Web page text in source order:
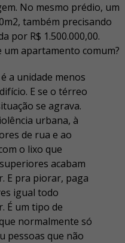
No mesmo prédio, um
também precisando
por R$ 1.500.000,00.
um apartamento comum?
a unidade menos
E se o térreo
se agrava.
urbana, à
de rua e ao
o lixo que
acabam
E pra piorar, paga
igual todo
É um tipo de
normalmente só
pessoas que não